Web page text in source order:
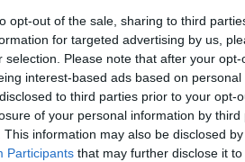
opt-out of the sale, sharing to third
for targeted advertising by us,
selection. Please note that after your
interest-based ads based on
to third parties prior to your opt-
of your personal information by third
This information may also be disclosed
Participants that may further disclose it
2017-05-05 19:26